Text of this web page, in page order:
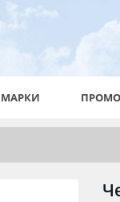
МАРКИ